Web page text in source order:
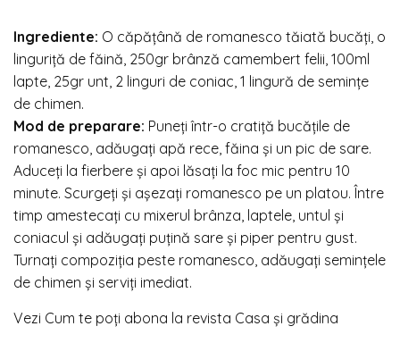
Ingrediente: O căpăţână de romanesco tăiată bucăţi, o
linguriţă de făină, 250gr brânză camembert felii, 100ml
lapte, 25gr unt, 2 linguri de coniac, 1 lingură de seminţe
de chimen.
Mod de preparare: Puneţi într-o cratiţă bucăţile de
romanesco, adăugaţi apă rece, făina şi un pic de sare.
Aduceţi la fierbere şi apoi lăsaţi la foc mic pentru 10
minute. Scurgeţi şi aşezaţi romanesco pe un platou. Între
timp amestecaţi cu mixerul brânza, laptele, untul şi
coniacul şi adăugaţi puţină sare şi piper pentru gust.
Turnaţi compoziţia peste romanesco, adăugaţi seminţele
de chimen şi serviţi imediat.
Vezi Cum te poţi abona la revista Casa şi grădina